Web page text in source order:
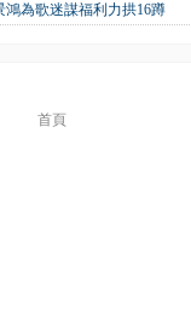
為歌迷謀福利力拱16蹲
首頁